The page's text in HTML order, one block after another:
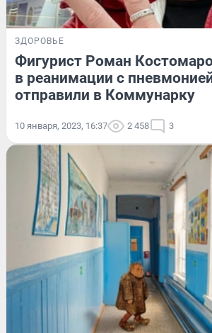
ЗДОРОВЬЕ
Фигурист Роман
в реанимации с
отправили в Коммунарку
10 января, 2023, 16:37 2 458 3